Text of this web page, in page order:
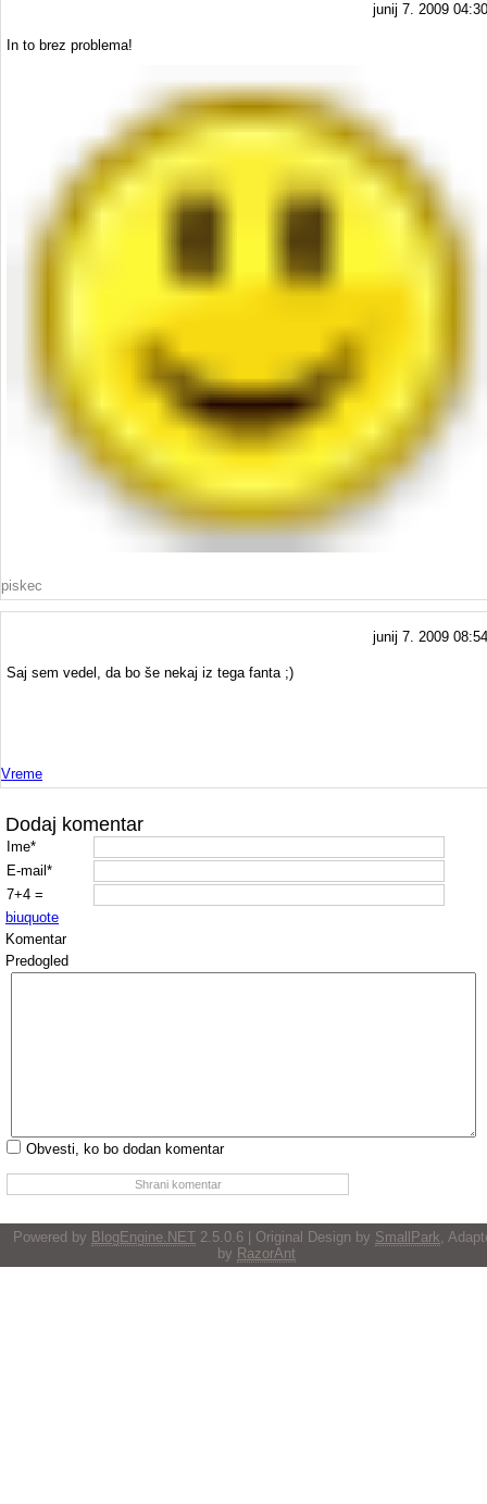
junij 7. 2009 04:30
In to brez problema!
piskec
junij 7. 2009 08:54
Saj sem vedel, da bo še nekaj iz tega fanta ;)
Vreme
Dodaj komentar
Ime*
E-mail*
7+4 =
biuquote
Komentar
Predogled
Obvesti, ko bo dodan komentar
Powered by BlogEngine.NET 2.5.0.6 | Original Design by SmallPark,
by RazorAnt